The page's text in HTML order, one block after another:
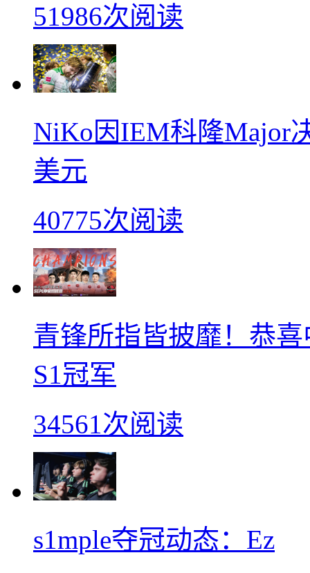
51986次阅读
NiKo因IEM科隆Major
美元
40775次阅读
青锋所指皆披靡！恭
S1冠军
34561次阅读
s1mple夺冠动态：Ez